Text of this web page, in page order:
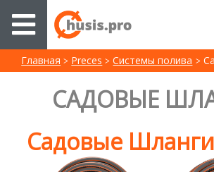
Главная Preces Системы полива
САДОВЫЕ
Садовые Шланги